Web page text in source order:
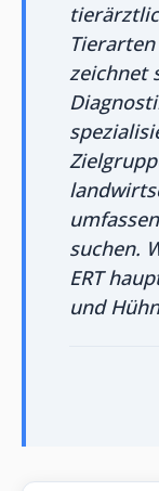
zeichnet
suchen.
ERT
und